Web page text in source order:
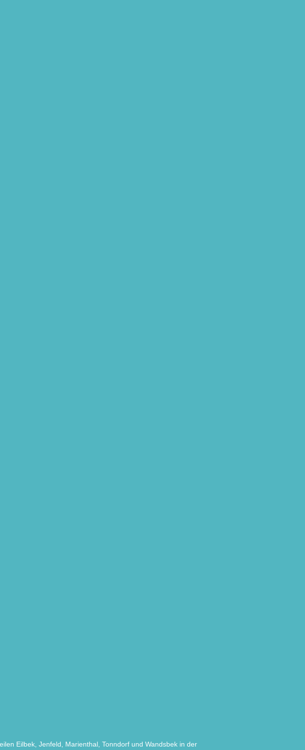
Eilbek, Jenfeld, Marienthal, Tonndorf und Wandsbek in der